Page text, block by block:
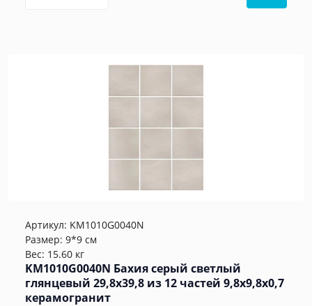
Артикул: KM1010G0040N
Размер: 9*9 см
Вес: 15.60 кг
KM1010G0040N Бахия серый светлый
глянцевый 29,8х39,8 из 12 частей 9,8x9,8x0,7
керамогранит